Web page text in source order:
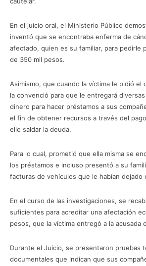
En el juicio oral, el Ministerio Público
inventó que se encontraba enferma de
afectado, quien es su familiar, para pedirle
de 350 mil pesos.
Asimismo, que cuando la víctima le pidió el
la convenció para que le entregará
dinero para hacer préstamos a sus
el fin de obtener recursos a través del
ello saldar la deuda.
Para lo cual, prometió que ella misma se
los préstamos e incluso presentó a su
facturas de vehículos que le habían dejado
En el curso de las investigaciones, se
suficientes para acreditar una afectación
pesos, que la víctima entregó a la acusada
Durante el Juicio, se presentaron pruebas
documentales que indican que sus